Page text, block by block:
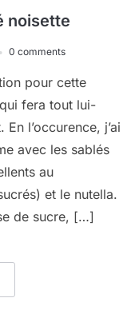
noisette
0 comments
pour cette
fera tout lui-
l’occurence, j’ai
avec les sablés
au
et le nutella.
de sucre, […]